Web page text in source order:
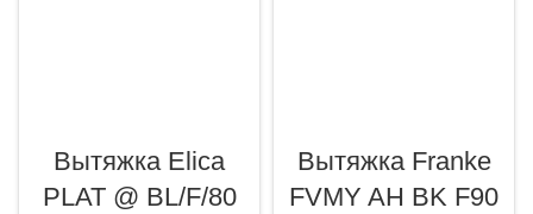
Вытяжка Elica
PLAT @ BL/F/80
Вытяжка Franke
FVMY AH BK F90